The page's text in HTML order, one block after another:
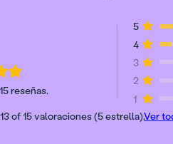
reseñas.
5
4
3
2
1
of 15 valoraciones (5 estrella).Ver